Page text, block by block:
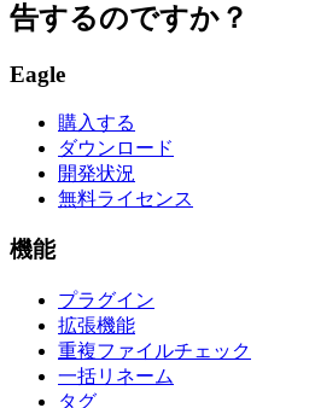
告するのですか？
Eagle
購入する
ダウンロード
開発状況
無料ライセンス
機能
プラグイン
拡張機能
重複ファイルチェック
一括リネーム
タグ